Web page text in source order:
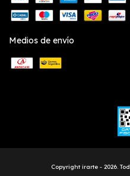
Medios de envío
Copyright irarte - 2026.